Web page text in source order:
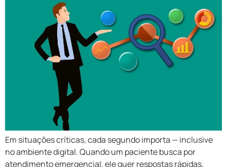
Em situações críticas, cada segundo importa — inclusive
no ambiente digital. Quando um paciente busca por
atendimento emergencial, ele quer respostas rápidas,